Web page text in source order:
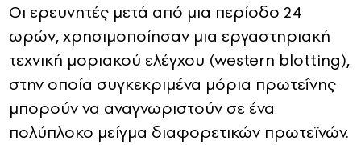
Οι ερευνητές μετά από μια περίοδο 24
ωρών, χρησιμοποίησαν μια εργαστηριακή
τεχνική μοριακού ελέγχου (western blotting),
στην οποία συγκεκριμένα μόρια πρωτεΐνης
μπορούν να αναγνωριστούν σε ένα
πολύπλοκο μείγμα διαφορετικών πρωτεϊνών.